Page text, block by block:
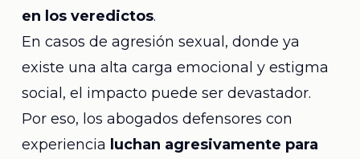
en los veredictos.
En casos de agresión sexual, donde ya
existe una alta carga emocional y estigma
social, el impacto puede ser devastador.
Por eso, los abogados defensores con
experiencia luchan agresivamente para